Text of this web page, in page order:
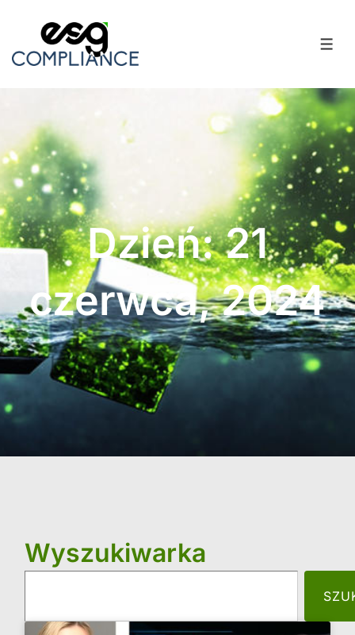
Dzień: 21
czerwca, 2024
Wyszukiwarka